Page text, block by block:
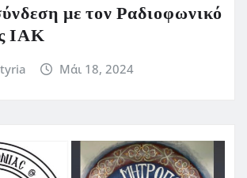
με τον Ραδιοφωνικό
ΙΑΚ
Μάι 18, 2024